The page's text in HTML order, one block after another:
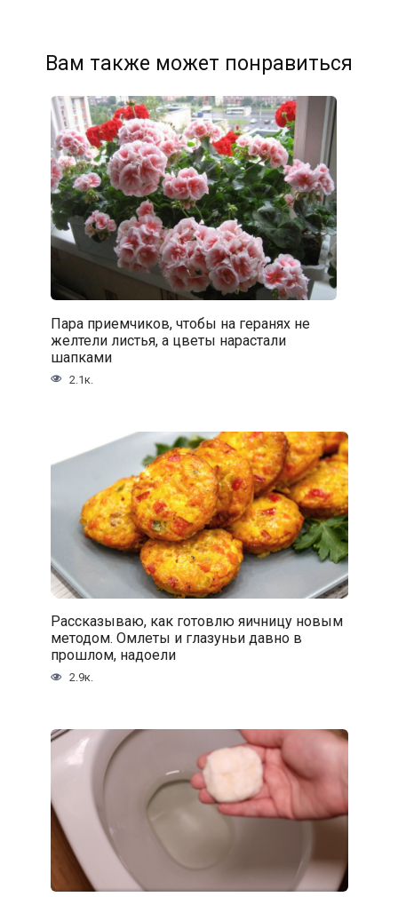
Вам также может понравиться
Пара приемчиков, чтобы на геранях не
желтели листья, а цветы нарастали
шапками
2.1к.
Рассказываю, как готовлю яичницу новым
методом. Омлеты и глазуньи давно в
прошлом, надоели
2.9к.